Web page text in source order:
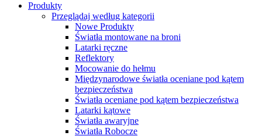
Produkty
Przeglądaj według kategorii
Nowe Produkty
Światła montowane na broni
Latarki ręczne
Reflektory
Mocowanie do hełmu
Międzynarodowe światła oceniane pod kątem
bezpieczeństwa
Światła oceniane pod kątem bezpieczeństwa
Latarki kątowe
Światła awaryjne
Światła Robocze